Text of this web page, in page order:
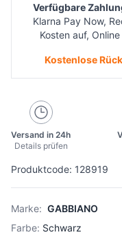
Produktcode: 128919
Marke: GABBIANO
Farbe: Schwarz
Verfügbare
Klarna Pay Now,
Kosten auf,
Kostenlose
Versand in 24h
Details prüfen